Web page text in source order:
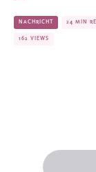
NACHRICHT 24 MIN
162 VIEWS